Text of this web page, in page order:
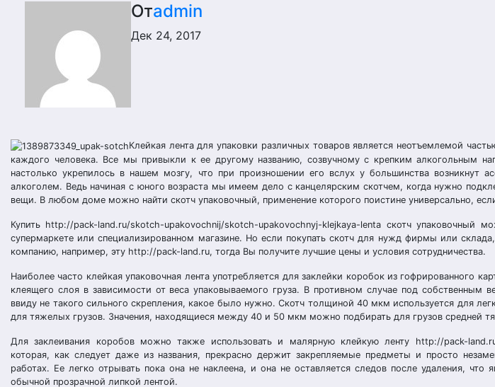
Отadmin
Дек 24, 2017
Клейкая лента для упаковки различных товаров является неотъемлемой
каждого человека. Все мы привыкли к ее другому названию, созвучному с крепким алкогольным
настолько укрепилось в нашем мозгу, что при произношении его вслух у большинства возникнут
алкоголем. Ведь начиная с юного возраста мы имеем дело с канцелярским скотчем, когда нужно
вещи. В любом доме можно найти скотч упаковочный, применение которого поистине универсально,
Купить http://pack-land.ru/skotch-upakovochnij/skotch-upakovochnyj-klejkaya-lenta скотч
супермаркете или специализированном магазине. Но если покупать скотч для нужд фирмы или
компанию, например, эту http://pack-land.ru, тогда Вы получите лучшие цены и условия сотрудничества.
Наиболее часто клейкая упаковочная лента употребляется для заклейки коробок из гофрированного
клеящего слоя в зависимости от веса упаковываемого груза. В противном случае под собственным
ввиду не такого сильного скрепления, какое было нужно. Скотч толщиной 40 мкм используется для
для тяжелых грузов. Значения, находящиеся между 40 и 50 мкм можно подбирать для грузов средней
Для заклеивания коробов можно также использовать и малярную клейкую ленту http://pack-
которая, как следует даже из названия, прекрасно держит закрепляемые предметы и просто
работах. Ее легко отрывать пока она не наклеена, и она не оставляется следов после удаления,
обычной прозрачной липкой лентой.